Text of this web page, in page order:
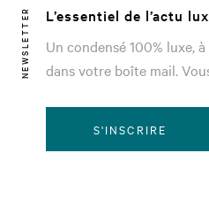
NEWSLETTER
L’essentiel de l’actu
Un condensé 100% luxe,
dans votre boîte mail.
S'INSCRIRE